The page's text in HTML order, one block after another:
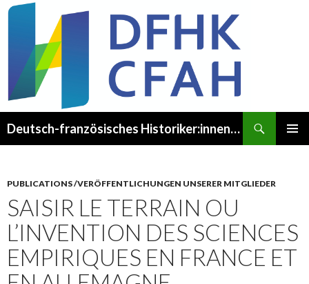
Deutsch-französisches Historiker:innenkomitee – Comité franco-allemand des Historien·ne·s
PUBLICATIONS /VERÖFFENTLICHUNGEN UNSERER MITGLIEDER
SAISIR LE TERRAIN OU
L’INVENTION DES SCIENCES
EMPIRIQUES EN FRANCE ET